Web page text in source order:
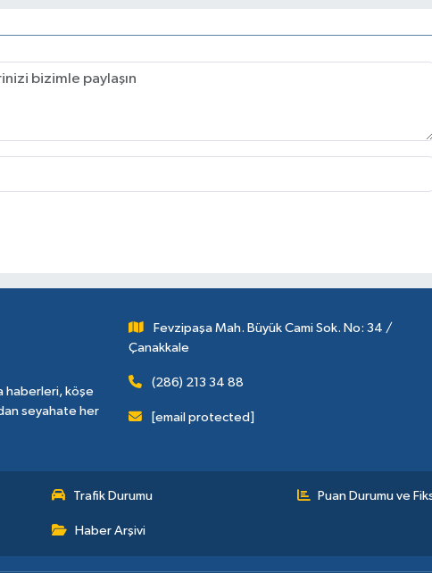
haberleri, köşe
seyahate her
Fevzipaşa Mah. Büyük Cami Sok. No: 34 /
Çanakkale
(286) 213 34 88
[email protected]
Trafik Durumu Puan Durumu ve
Haber Arşivi